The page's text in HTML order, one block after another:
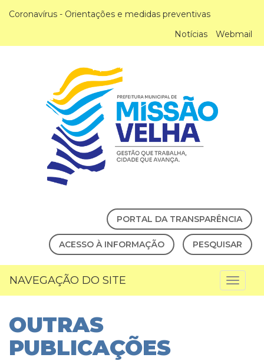
Coronavírus - Orientações e medidas preventivas
Notícias
Webmail
PORTAL DA TRANSPARÊNCIA
ACESSO À INFORMAÇÃO PESQUISAR
NAVEGAÇÃO DO SITE
OUTRAS
PUBLICAÇÕES